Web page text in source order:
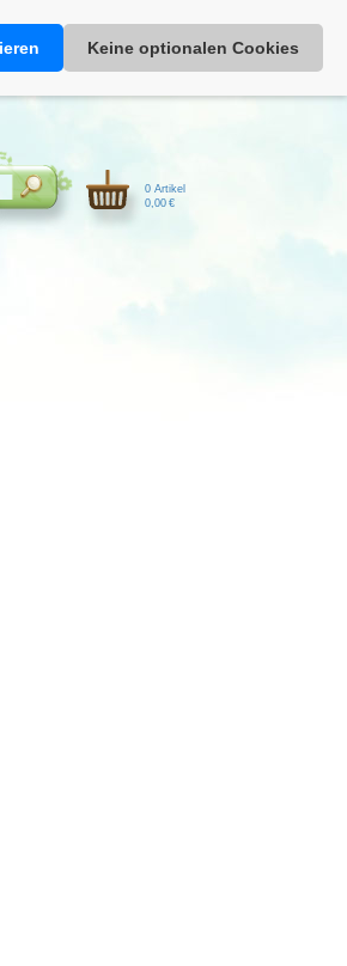
|Kunden-Login|Warenkorb
Keine optionalen Cookies
0 Artikel
0,00 €